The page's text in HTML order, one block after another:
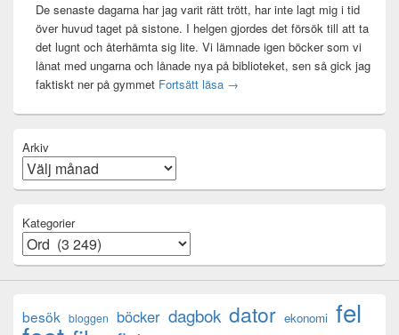
De senaste dagarna har jag varit rätt trött, har inte lagt mig i tid
över huvud taget på sistone. I helgen gjordes det försök till att ta
det lugnt och återhämta sig lite. Vi lämnade igen böcker som vi
lånat med ungarna och lånade nya på biblioteket, sen så gick jag
faktiskt ner på gymmet Fortsätt läsa Mental anteckning
→
Arkiv
Kategorier
besök bloggen böcker dagbok dator ekonomi fel